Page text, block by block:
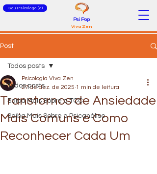
Sou Psicólogo (a)
Psi Pop
Viva Zen
Post
Todos posts
Saiba Mais Sobre a TCC
Saiba Mais Sobre a Psicanálise
Todos posts
Transtornos de Ansiedade
Mais Comuns e Como
Reconhecer Cada Um
Psicologia Viva Zen
27 de dez. de 2025 1 min de leitura